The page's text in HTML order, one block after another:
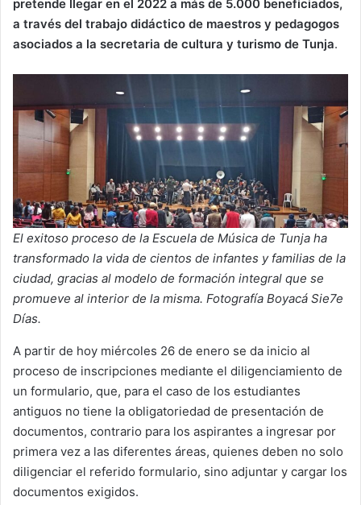
pretende llegar en el 2022 a más de 5.000 beneficiados,
a través del trabajo didáctico de maestros y pedagogos
asociados a la secretaria de cultura y turismo de Tunja.
El exitoso proceso de la Escuela de Música de Tunja ha
transformado la vida de cientos de infantes y familias de la
ciudad, gracias al modelo de formación integral que se
promueve al interior de la misma. Fotografía Boyacá Sie7e
Días.
A partir de hoy miércoles 26 de enero se da inicio al
proceso de inscripciones mediante el diligenciamiento de
un formulario, que, para el caso de los estudiantes
antiguos no tiene la obligatoriedad de presentación de
documentos, contrario para los aspirantes a ingresar por
primera vez a las diferentes áreas, quienes deben no solo
diligenciar el referido formulario, sino adjuntar y cargar los
documentos exigidos.